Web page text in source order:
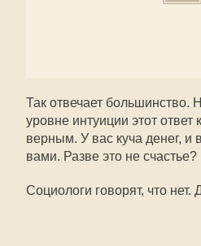
Так отвечает большинство.
уровне интуиции этот
верным. У вас куча денег, и
вами. Разве это не счастье?
Социологи говорят, что